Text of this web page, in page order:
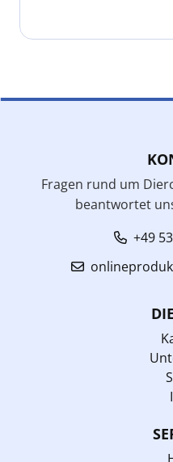
Fragen rund um
beantwortet
+49